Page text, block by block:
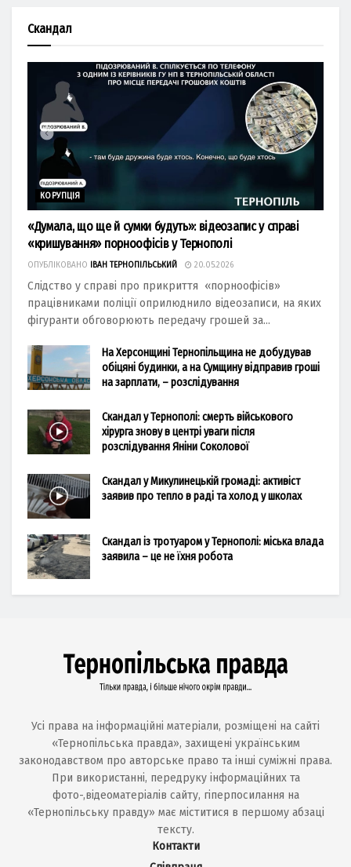
Скандал
КОРУПЦІЯ
«Думала, що ще й сумки будуть»: відеозапис у справі
«кришування» порноофісів у Тернополі
ОПУБЛІКОВАНО ІВАН ТЕРНОПІЛЬСЬКИЙ 20.05.2026
Слідство у справі про прикриття «порноофісів»
працівниками поліції оприлюднило відеозаписи, на яких
фігуранти обговорюють передачу грошей за...
На Херсонщині Тернопільщина не добудував
обіцяні будинки, а на Сумщину відправив гроші
на зарплати, – розслідування
Скандал у Тернополі: смерть військового
хірурга знову в центрі уваги після
розслідування Яніни Соколової
Скандал у Микулинецькій громаді: активіст
заявив про тепло в раді та холод у школах
Скандал із тротуаром у Тернополі: міська влада
заявила – це не їхня робота
Усі права на інформаційні матеріали, розміщені на сайті
«Тернопільська правда», захищені українським
законодавством про авторське право та інші суміжні права.
При використанні, передруку інформаційних та
фото-,відеоматеріалів сайту, гіперпосилання на
«Тернопільську правду» має міститися в першому абзаці
тексту.
Контакти